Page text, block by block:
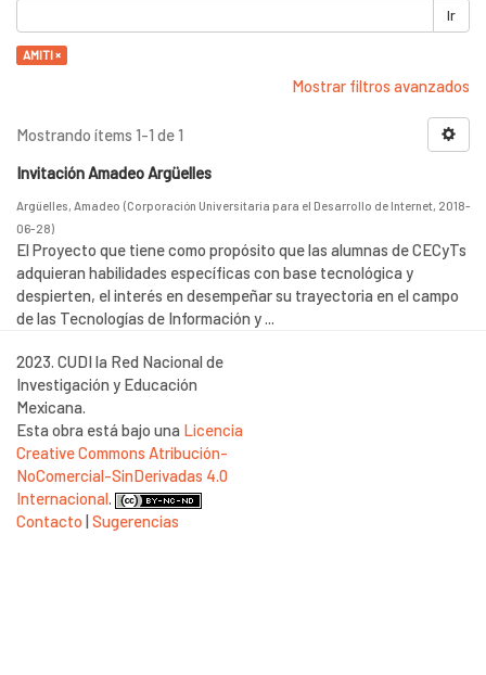
Ir
AMITI ×
Mostrar filtros avanzados
Mostrando ítems 1-1 de 1
Invitación Amadeo Argüelles
Argüelles, Amadeo (Corporación Universitaria para el Desarrollo de Internet, 2018-
06-28)
El Proyecto que tiene como propósito que las alumnas de CECyTs
adquieran habilidades específicas con base tecnológica y
despierten, el interés en desempeñar su trayectoria en el campo
de las Tecnologías de Información y ...
2023. CUDI la Red Nacional de
Investigación y Educación
Mexicana.
Esta obra está bajo una Licencia
Creative Commons Atribución-
NoComercial-SinDerivadas 4.0
Internacional.
Contacto |Sugerencias